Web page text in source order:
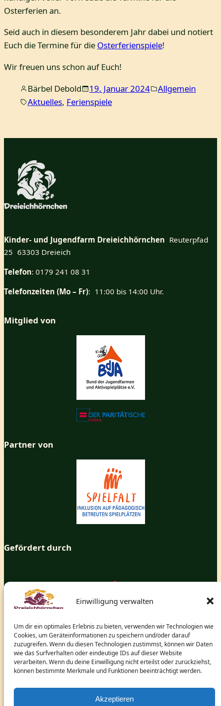
Einwilligung verwalten
Um dir ein optimales Erlebnis zu bieten, verwenden wir Technologien wie
Cookies, um Geräteinformationen zu speichern und/oder darauf
zuzugreifen. Wenn du diesen Technologien zustimmst, können wir Daten
wie das Surfverhalten oder eindeutige IDs auf dieser Website
verarbeiten. Wenn du deine Einwilligung nicht erteilst oder zurückziehst,
können bestimmte Merkmale und Funktionen beeinträchtigt werden.
Akzeptieren
Osterferien an.
Seid auch in diesem besonderem Jahr dabei und notiert
Euch die Termine für die Osterferienspiele!
Wir freuen uns schon auf Euch!
Bärbel Debold
19. Januar 2024
Allgemein
Aktuelles, Ferienspiele
Kinder- und Jugendfarm Dreieichhörnchen Reuterpfad
25 63303 Dreieich
Telefon: 0179 241 08 31
Telefonzeiten (Mo – Fr): 11:00 bis 14:00 Uhr.
Mitglied von
Partner von
Gefördert durch
Jugend und Soziales.